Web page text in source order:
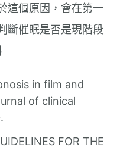
這個原因，會在第一
斷催眠是否是現階段
in film and
of clinical
FOR THE